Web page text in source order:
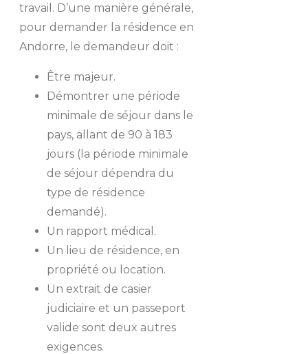
travail. D’une manière générale,
pour demander la résidence en
Andorre, le demandeur doit :
Être majeur.
Démontrer une période
minimale de séjour dans le
pays, allant de 90 à 183
jours (la période minimale
de séjour dépendra du
type de résidence
demandé).
Un rapport médical.
Un lieu de résidence, en
propriété ou location.
Un extrait de casier
judiciaire et un passeport
valide sont deux autres
exigences.